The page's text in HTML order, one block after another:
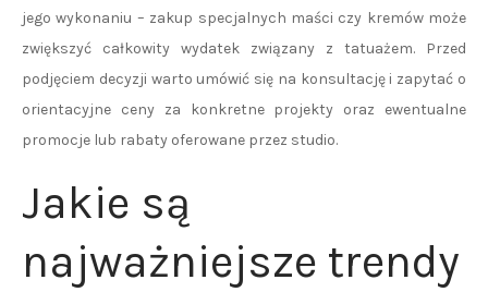
jego wykonaniu – zakup specjalnych maści czy kremów może
zwiększyć całkowity wydatek związany z tatuażem. Przed
podjęciem decyzji warto umówić się na konsultację i zapytać o
orientacyjne ceny za konkretne projekty oraz ewentualne
promocje lub rabaty oferowane przez studio.
Jakie są
najważniejsze trendy